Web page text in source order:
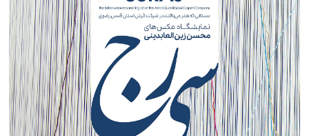
مقالات
فعالیت‌های انجمن
تماس با ما
ورود / ثبت‌نام
خرید کتاب